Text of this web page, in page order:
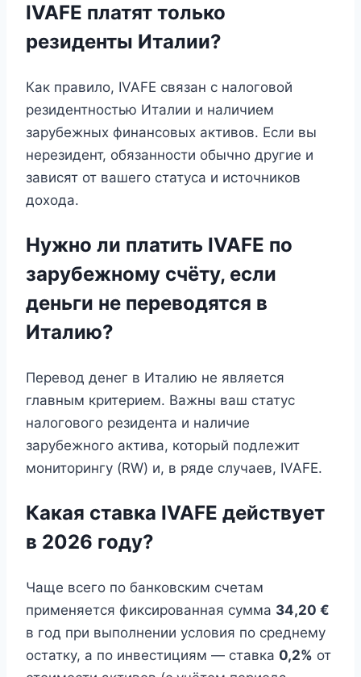
IVAFE платят только
резиденты Италии?
Как правило, IVAFE связан с налоговой
резидентностью Италии и наличием
зарубежных финансовых активов. Если вы
нерезидент, обязанности обычно другие и
зависят от вашего статуса и источников
дохода.
Нужно ли платить IVAFE по
зарубежному счёту, если
деньги не переводятся в
Италию?
Перевод денег в Италию не является
главным критерием. Важны ваш статус
налогового резидента и наличие
зарубежного актива, который подлежит
мониторингу (RW) и, в ряде случаев, IVAFE.
Какая ставка IVAFE действует
в 2026 году?
Чаще всего по банковским счетам
применяется фиксированная сумма 34,20 €
в год при выполнении условия по среднему
остатку, а по инвестициям — ставка 0,2% от